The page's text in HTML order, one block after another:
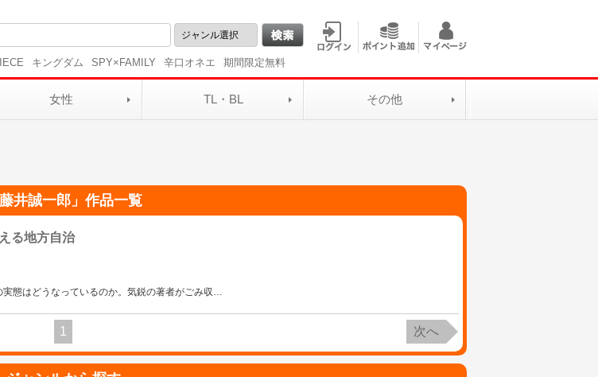
キングダム SPY×FAMILY 辛口オネエ 期間限定無料
女性 TL・BL その他
藤井誠一郎」作品一覧
る地方自治
態はどうなっているのか。気鋭の著者がごみ収…
1 次へ